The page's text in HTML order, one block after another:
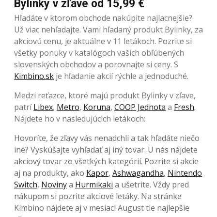
Bylinky v zľave od 15,99 €
Hľadáte v ktorom obchode nakúpite najlacnejšie?
Už viac nehľadajte. Vami hľadaný produkt Bylinky, za
akciovú cenu, je aktuálne v 11 letákoch. Pozrite si
všetky ponuky v katalógoch vašich obľúbených
slovenských obchodov a porovnajte si ceny. S
Kimbino.sk je hľadanie akcií rýchle a jednoduché.
Medzi reťazce, ktoré majú produkt Bylinky v zľave,
patríLibex, Metro, Koruna, COOP Jednota a Fresh.
Nájdete ho v nasledujúcich letákoch:
Hovoríte, že zľavy vás nenadchli a tak hľadáte niečo
iné? Vyskúšajte vyhľadať aj iný tovar. U nás nájdete
akciový tovar zo všetkých kategórií. Pozrite si akcie
aj na produkty, ako Kapor, Ashwagandha, Nintendo
Switch, Novinya Hurmikaki a ušetrite. Vždy pred
nákupom si pozrite akciové letáky. Na stránke
Kimbino nájdete aj v mesiaci August tie najlepšie